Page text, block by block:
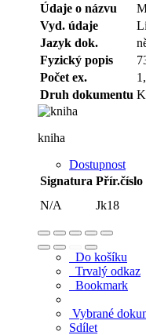
Údaje o názvu
Vyd. údaje
Jazyk dok.
Fyzický popis
Počet ex.
Druh dokumentu
kniha
Dostupnost
Signatura Přír.číslo
N/A
Jk18
Do košíku
Trvalý odkaz
Bookmark
Vybrané
Sdílet